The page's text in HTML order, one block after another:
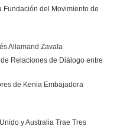
Fundación del Movimiento de
Allamand Zavala
Relaciones de Diálogo entre
de Kenia Embajadora
y Australia Trae Tres